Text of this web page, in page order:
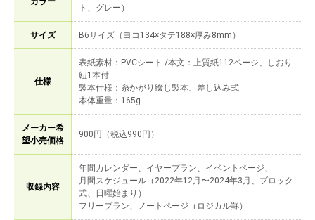
ト、グレー）
サイズ B6サイズ（ヨコ134×タテ188×厚み8mm）
仕様
表紙素材：PVCシート /本文：上質紙112ページ、しおり
紐1本付
製本仕様：糸かがり綴じ製本、差し込み式
本体重量：165g
メーカー希
望小売価格
900円（税込990円）
収録内容
年間カレンダー、イヤープラン、イベントページ、
月間スケジュール（2022年12月〜2024年3月、ブロック
式、日曜始まり）
フリープラン、ノートページ（ロジカル罫）